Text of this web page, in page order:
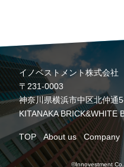
イノベストメント株式会社
〒231-0003
神奈川県横浜市中区北仲通
KITANAKA BRICK&WHITE
TOP About us Company
©Innovestment